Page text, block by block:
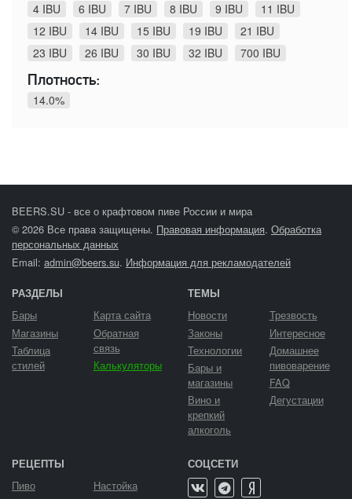
4 IBU
6 IBU 7 IBU 8 IBU 9 IBU
11 IBU
12 IBU
14 IBU 15 IBU 19 IBU
21 IBU
23 IBU
26 IBU 30 IBU 32 IBU
700 IBU
Плотность:
14.0%
BEERS.SU - все о крафтовом пиве России и мира
© 2026 Все права защищены. Правовая информация. Обработка
персональных данных
Email: admin@beers.su. Информация для рекламодателей
РАЗДЕЛЫ
Бары
Магазины
Таблица
стилей
Карта сайта
Обратная
связь
Калькуляторы
ТЕМЫ
Новости
Законы
Технологии
Бары и
магазины
Вино и
крепкий
алкоголь
Трезвость
Интересное
Домашнее
пивоварение
FAQ
Дегустации
РЕЦЕПТЫ
Пиво
Настойка
СОЦСЕТИ